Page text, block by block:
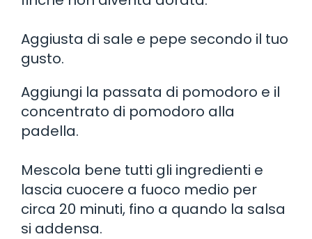
Aggiusta di sale e pepe secondo il tuo
gusto.
Aggiungi la passata di pomodoro e il
concentrato di pomodoro alla
padella.
Mescola bene tutti gli ingredienti e
lascia cuocere a fuoco medio per
circa 20 minuti, fino a quando la salsa
si addensa.